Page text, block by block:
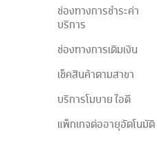
ช่องทางการชำระค่า
บริการ
ช่องทางการเติมเงิน
เช็คสินค้าตามสาขา
บริการโมบาย ไอดี
แพ็กเกจต่ออายุอัตโนมัติ